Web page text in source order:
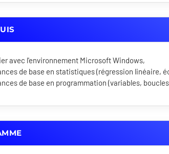
avec l'environnement Microsoft Windows,
de base en statistiques (régression linéaire,
de base en programmation (variables,